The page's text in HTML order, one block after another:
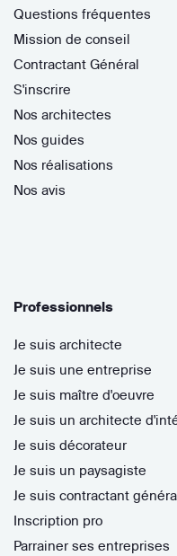
Questions fréquentes
Mission de conseil
Contractant Général
S'inscrire
Nos architectes
Nos guides
Nos réalisations
Nos avis
Professionnels
Je suis architecte
Je suis une entreprise
Je suis maître d'oeuvre
Je suis un architecte
Je suis décorateur
Je suis un paysagiste
Je suis contractant
Inscription pro
Parrainer ses entreprises